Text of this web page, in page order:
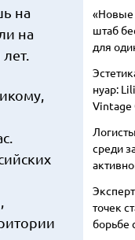
на
на
«Новые
штаб
для
нуар:
Vintage
среди
точек
борьбе